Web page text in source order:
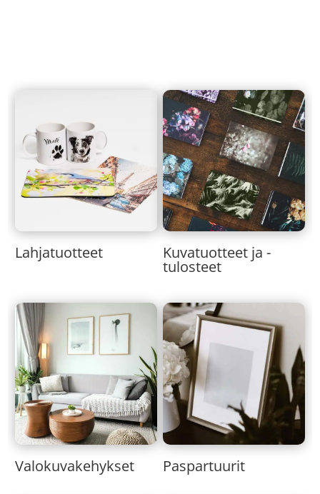
Lahjatuotteet Kuvatuotteet ja -
tulosteet
Valokuvakehykset Paspartuurit